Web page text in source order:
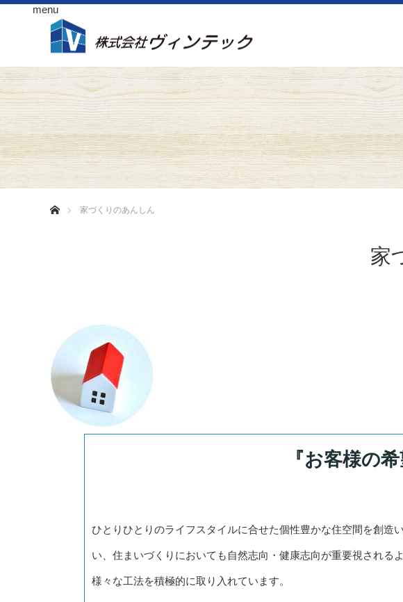
menu
家づくりのあんしん
家
『お客様の
ひとりひとりのライフスタイルに合せた個性豊かな住空間を創造
い、住まいづくりにおいても自然志向・健康志向が重要視される
様々な工法を積極的に取り入れています。